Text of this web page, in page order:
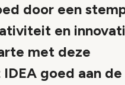
door een
en
met deze
goed aan